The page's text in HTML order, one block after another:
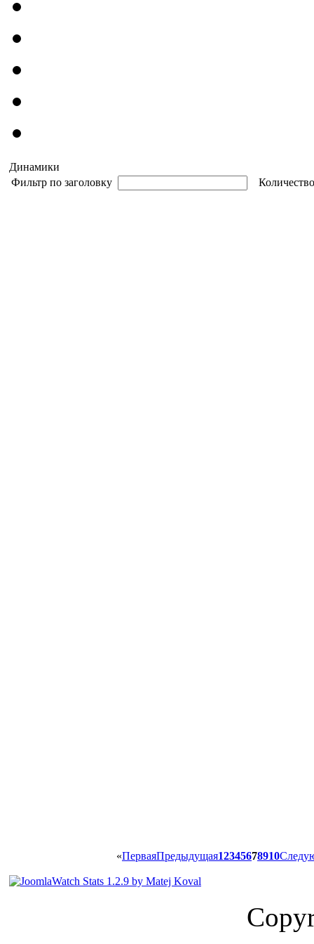
Динамики
Фильтр по заголовку
«ПерваяПредыдущая12345678910